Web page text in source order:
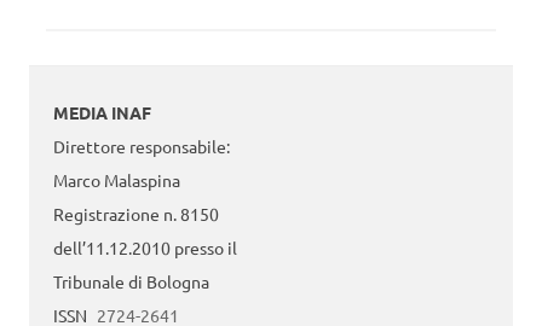
MEDIA INAF
Direttore responsabile:
Marco Malaspina
Registrazione n. 8150
dell’11.12.2010 presso il
Tribunale di Bologna
ISSN 2724-2641